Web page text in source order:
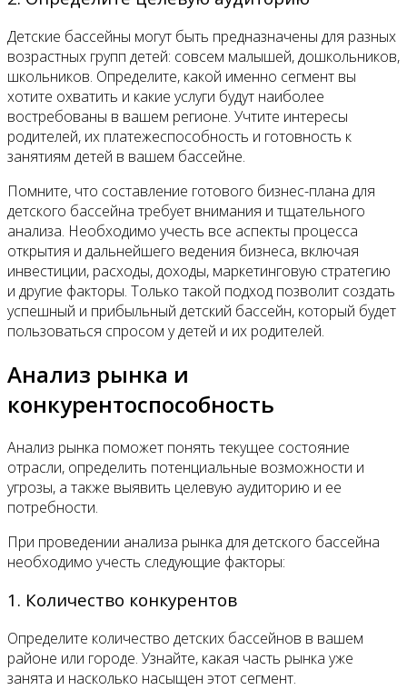
Детские бассейны могут быть предназначены для разных
возрастных групп детей: совсем малышей, дошкольников,
школьников. Определите, какой именно сегмент вы
хотите охватить и какие услуги будут наиболее
востребованы в вашем регионе. Учтите интересы
родителей, их платежеспособность и готовность к
занятиям детей в вашем бассейне.
Помните, что составление готового бизнес-плана для
детского бассейна требует внимания и тщательного
анализа. Необходимо учесть все аспекты процесса
открытия и дальнейшего ведения бизнеса, включая
инвестиции, расходы, доходы, маркетинговую стратегию
и другие факторы. Только такой подход позволит создать
успешный и прибыльный детский бассейн, который будет
пользоваться спросом у детей и их родителей.
Анализ рынка и
конкурентоспособность
Анализ рынка поможет понять текущее состояние
отрасли, определить потенциальные возможности и
угрозы, а также выявить целевую аудиторию и ее
потребности.
При проведении анализа рынка для детского бассейна
необходимо учесть следующие факторы:
1. Количество конкурентов
Определите количество детских бассейнов в вашем
районе или городе. Узнайте, какая часть рынка уже
занята и насколько насыщен этот сегмент.